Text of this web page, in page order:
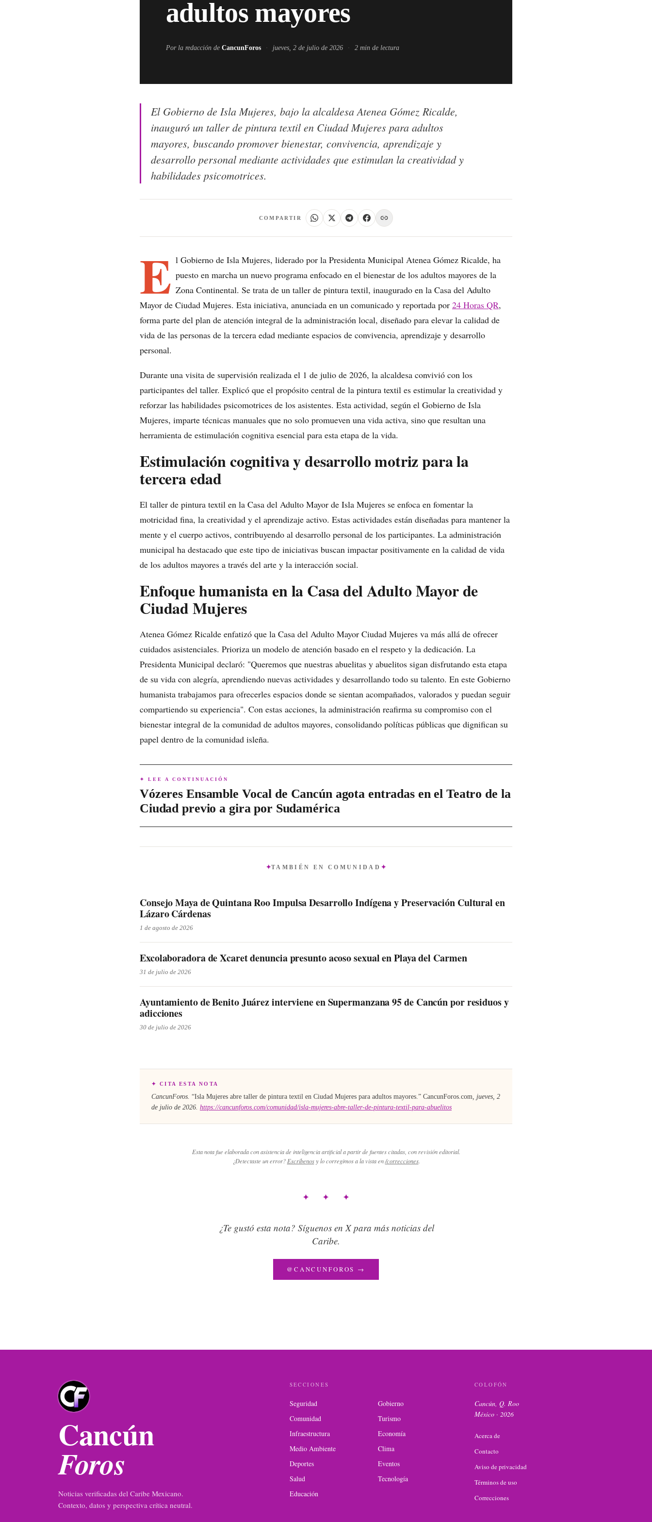
adultos mayores
Por la redacción de CancunForos · jueves, 2 de julio de 2026 · 2min de lectura
El Gobierno de Isla Mujeres, bajo la alcaldesa Atenea Gómez Ricalde,
inauguró un taller de pintura textil en Ciudad Mujeres para adultos
mayores, buscando promover bienestar, convivencia, aprendizaje y
desarrollo personal mediante actividades que estimulan la creatividad y
habilidades psicomotrices.
COMPARTIR
E l Gobierno de Isla Mujeres, liderado por la Presidenta Municipal Atenea Gómez Ricalde, ha
puesto en marcha un nuevo programa enfocado en el bienestar de los adultos mayores de la
Zona Continental. Se trata de un taller de pintura textil, inaugurado en la Casa del Adulto
Mayor de Ciudad Mujeres. Esta iniciativa, anunciada en un comunicado y reportada por 24 Horas QR,
forma parte del plan de atención integral de la administración local, diseñado para elevar la calidad de
vida de las personas de la tercera edad mediante espacios de convivencia, aprendizaje y desarrollo
personal.
Durante una visita de supervisión realizada el 1 de julio de 2026, la alcaldesa convivió con los
participantes del taller. Explicó que el propósito central de la pintura textil es estimular la creatividad y
reforzar las habilidades psicomotrices de los asistentes. Esta actividad, según el Gobierno de Isla
Mujeres, imparte técnicas manuales que no solo promueven una vida activa, sino que resultan una
herramienta de estimulación cognitiva esencial para esta etapa de la vida.
Estimulación cognitiva y desarrollo motriz para la
tercera edad
El taller de pintura textil en la Casa del Adulto Mayor de Isla Mujeres se enfoca en fomentar la
motricidad fina, la creatividad y el aprendizaje activo. Estas actividades están diseñadas para mantener la
mente y el cuerpo activos, contribuyendo al desarrollo personal de los participantes. La administración
municipal ha destacado que este tipo de iniciativas buscan impactar positivamente en la calidad de vida
de los adultos mayores a través del arte y la interacción social.
Enfoque humanista en la Casa del Adulto Mayor de
Ciudad Mujeres
Atenea Gómez Ricalde enfatizó que la Casa del Adulto Mayor Ciudad Mujeres va más allá de ofrecer
cuidados asistenciales. Prioriza un modelo de atención basado en el respeto y la dedicación. La
Presidenta Municipal declaró: "Queremos que nuestras abuelitas y abuelitos sigan disfrutando esta etapa
de su vida con alegría, aprendiendo nuevas actividades y desarrollando todo su talento. En este Gobierno
humanista trabajamos para ofrecerles espacios donde se sientan acompañados, valorados y puedan seguir
compartiendo su experiencia". Con estas acciones, la administración reafirma su compromiso con el
bienestar integral de la comunidad de adultos mayores, consolidando políticas públicas que dignifican su
papel dentro de la comunidad isleña.
✦ LEE A CONTINUACIÓN
Vózeres Ensamble Vocal de Cancún agota entradas en el Teatro de la
Ciudad previo a gira por Sudamérica
TAMBIÉN EN COMUNIDAD
Consejo Maya de Quintana Roo Impulsa Desarrollo Indígena y Preservación Cultural en
Lázaro Cárdenas
1 de agosto de 2026
Excolaboradora de Xcaret denuncia presunto acoso sexual en Playa del Carmen
31 de julio de 2026
Ayuntamiento de Benito Juárez interviene en Supermanzana 95 de Cancún por residuos y
adicciones
30 de julio de 2026
✦ CITA ESTA NOTA
CancunForos. “Isla Mujeres abre taller de pintura textil en Ciudad Mujeres para adultos mayores.” CancunForos.com, jueves, 2
de julio de 2026. https://cancunforos.com/comunidad/isla-mujeres-abre-taller-de-pintura-textil-para-abuelitos
Esta nota fue elaborada con asistencia de inteligencia artificial a partir de fuentes citadas, con revisión editorial.
¿Detectaste un error? Escríbenos y lo corregimos a la vista en /correcciones.
✦ ✦ ✦
¿Te gustó esta nota? Síguenos en X para más noticias del
Caribe.
@CANCUNFOROS →
Cancún
Foros
Noticias verificadas del Caribe Mexicano.
Contexto, datos y perspectiva crítica neutral.
SECCIONES
Seguridad
Gobierno
Comunidad
Turismo
Infraestructura
Economía
Medio Ambiente
Clima
Deportes
Eventos
Salud
Tecnología
Educación
COLOFÓN
Cancún, Q. Roo
México · 2026
Acerca de
Contacto
Aviso de privacidad
Términos de uso
Correcciones